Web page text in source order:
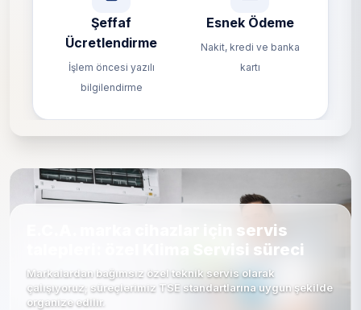
Şeffaf
Ücretlendirme
İşlem öncesi yazılı
bilgilendirme
Esnek Ödeme
Nakit, kredi ve banka
kartı
E.C.A. marka cihazlar için servis
talepleri: özel Klima Servisi süreci
Markalardan bağımsız özel teknik servis olarak
çalışıyoruz; süreçlerimiz TSE standartlarına uygun şekilde
organize edilir.